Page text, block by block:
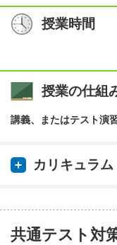
授業時間
授業の仕組
講義、またはテスト演
カリキュラム
共通テスト対